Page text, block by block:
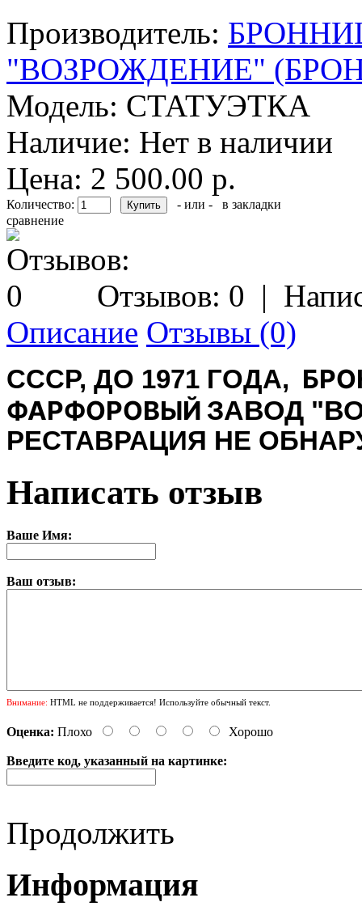
Производитель:
"ВОЗРОЖДЕНИЕ"
Модель: СТАТУЭТКА
Наличие: Нет в наличии
Цена: 2 500.00 р.
Количество: - или -
в закладки
сравнение
Отзывов: 0 |
Описание Отзывы (0)
СССР, ДО 1971 ГОДА,
ФАРФОРОВЫЙ ЗАВОД
РЕСТАВРАЦИЯ НЕ
Написать отзыв
Ваше Имя:
Ваш отзыв:
Внимание: HTML не поддерживается! Используйте обычный текст.
Оценка: Плохо Хорошо
Введите код, указанный на картинке:
Продолжить
Информация